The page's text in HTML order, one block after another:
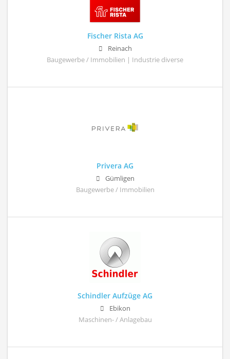
Fischer Rista AG
Reinach
Baugewerbe / Immobilien | Industrie diverse
Privera AG
Gümligen
Baugewerbe / Immobilien
Schindler Aufzüge AG
Ebikon
Maschinen- / Anlagebau